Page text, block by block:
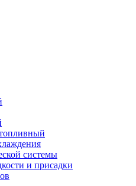
системы
и присадки